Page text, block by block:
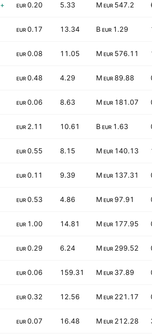
547.2 M
EUR
5.33
0.20
EUR
+21,588.89%
1.29 B
EUR
13.34
0.17
EUR
576.11 M
EUR
11.05
0.08
EUR
89.88 M
EUR
4.29
0.48
EUR
181.07 M
EUR
8.63
0.06
EUR
1.63 B
EUR
10.61
2.11
EUR
140.13 M
EUR
8.15
0.55
EUR
137.31 M
EUR
9.39
0.11
EUR
97.91 M
EUR
4.86
0.53
EUR
177.95 M
EUR
14.81
1.00
EUR
299.52 M
EUR
6.24
0.29
EUR
37.89 M
EUR
159.31
0.06
EUR
221.17 M
EUR
12.56
0.32
EUR
212.28 M
EUR
16.48
0.07
EUR